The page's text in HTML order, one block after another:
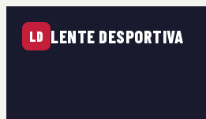
LD LENTE DESPORTIVA